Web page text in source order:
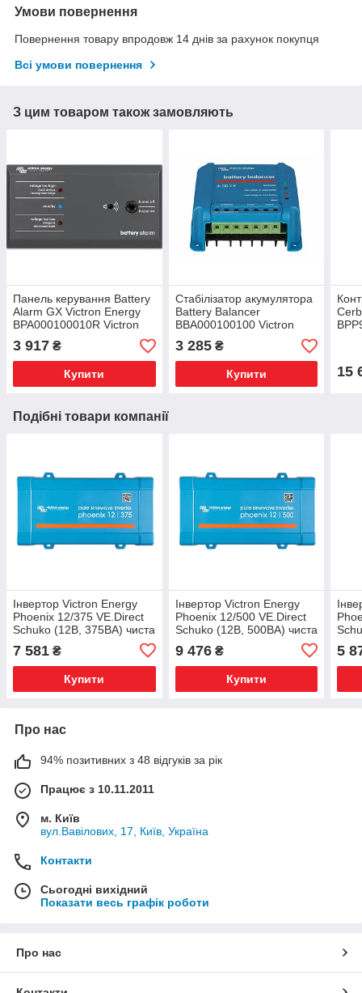
Умови повернення
Повернення товару впродовж 14 днів за рахунок покупця
Всі умови повернення
З цим товаром також замовляють
Панель керування Battery
Alarm GX Victron Energy
BPA000100010R Victron
Energy
3 917 ₴
Купити
Стабілізатор акумулятора
Battery Balancer
BBA000100100 Victron
Energy балансир акб 24,
36 та 48В
3 285₴
Купити 15
Подібні товари компанії
Інвертор Victron Energy
Phoenix 12/375 VE.Direct
Schuko (12В, 375ВА) чиста
синусоїда PIN121371200
7 581 ₴
Купити
Інвертор Victron Energy
Phoenix 12/500 VE.Direct
Schuko (12В, 500ВА) чиста
синусоїда PIN121501200
9 476₴
Купити
5
Про нас
94% позитивних з 48 відгуків за рік
Працює з 10.11.2011
м. Київ
вул.Вавілових, 17, Київ, Україна
Контакти
Сьогодні вихідний
Показати весь графік роботи
Про нас